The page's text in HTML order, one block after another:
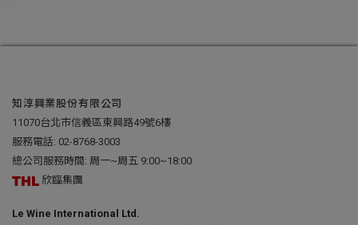
知淳興業股份有限公司
11070台北市信義區東興路49號6樓
服務電話: 02-8768-3003
總公司服務時間: 周一~周五 9:00~18:00
欣臨集團
Le Wine International Ltd.